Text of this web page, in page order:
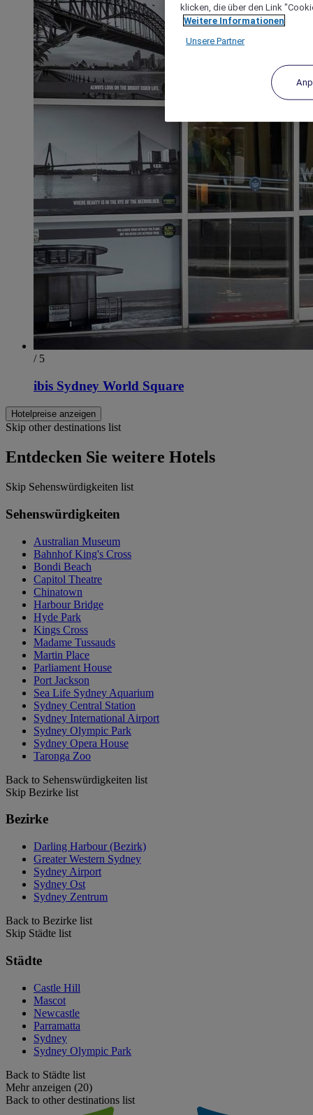
/ 5
ibis Sydney World Square
Hotelpreise anzeigen
Skip other destinations list
Entdecken Sie weitere Hotels
Skip Sehenswürdigkeiten list
Sehenswürdigkeiten
Australian Museum
Bahnhof King's Cross
Bondi Beach
Capitol Theatre
Chinatown
Harbour Bridge
Hyde Park
Kings Cross
Madame Tussauds
Martin Place
Parliament House
Port Jackson
Sea Life Sydney Aquarium
Sydney Central Station
Sydney International Airport
Sydney Olympic Park
Sydney Opera House
Taronga Zoo
Back to Sehenswürdigkeiten list
Skip Bezirke list
Bezirke
Darling Harbour (Bezirk)
Greater Western Sydney
Sydney Airport
Sydney Ost
Sydney Zentrum
Back to Bezirke list
Skip Städte list
Städte
Castle Hill
Mascot
Newcastle
Parramatta
Sydney
Sydney Olympic Park
Back to Städte list
Mehr anzeigen (20)
Back to other destinations list
klicken, die über den Link
Weitere Informationen
Unsere Partner